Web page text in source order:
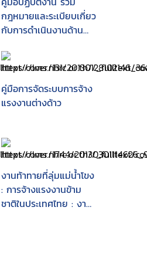
กฎหมายและระเบียบเกี่ยว
กับการดำเนินงานด้าน
การทะเบียนราษฎรและคน
ต่างด้าว
คู่มือการจัดระบบการจ้าง
แรงงานต่างด้าว
งานท้าทายที่ลุ่มแม่น้ำโขง
: การจ้างแรงงานข้าม
ชาติในประเทศไทย : งาน